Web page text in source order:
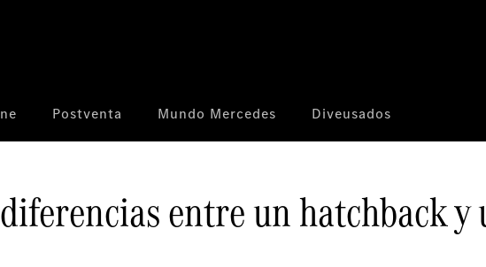
Postventa Mundo Mercedes Diveusados
entre un hatchback y